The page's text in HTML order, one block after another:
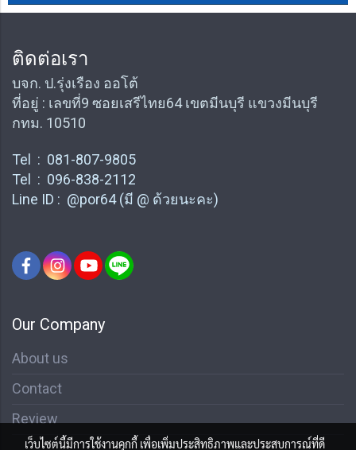
ติดต่อเรา
บจก. ป.รุ่งเรือง ออโต้
ที่อยู่ : เลขที่9 ซอยเสรีไทย64 เขตมีนบุรี แขวงมีนบุรี
กทม. 10510
Tel : 081-807-9805
Tel : 096-838-2112
Line ID : @por64 (มี @ ด้วยนะคะ)
Our Company
About us
Contact
Review
เว็บไซต์นี้มีการใช้งานคุกกี้ เพื่อเพิ่มประสิทธิภาพและประสบการณ์ที่ดี